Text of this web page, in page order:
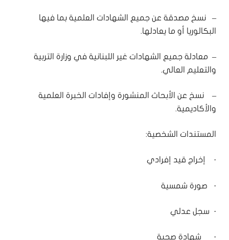
– نسخ مصدقة عن جميع الشهادات العلمية بما فيها
البكالوريا أو ما يعادلها.
– معادلة جميع الشهادات غير اللبنانية في وزارة التربية
والتعليم العالي.
– نسخ عن الأبحاث المنشورة وإفادات الخبرة العلمية
والأكاديمية.
المستندات الشخصية:
· إخراج قيد إفرادي
· صورة شمسية
· سجل عدلي
· شهادة صحية